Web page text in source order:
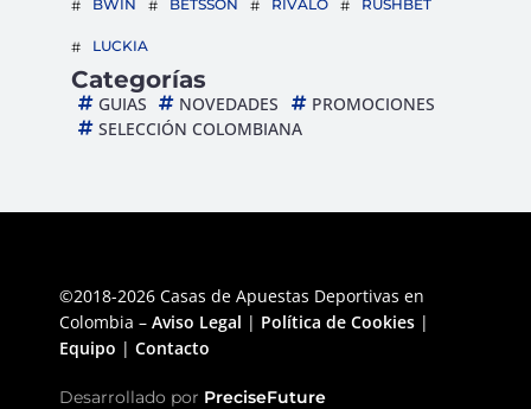
BWIN BETSSON RIVALO RUSHBET
LUCKIA
Categorías
GUIAS NOVEDADES
PROMOCIONES
SELECCIÓN COLOMBIANA
©2018-2026 Casas de Apuestas Deportivas en
Colombia – Aviso Legal | Política de Cookies |
Equipo | Contacto
Desarrollado por PreciseFuture